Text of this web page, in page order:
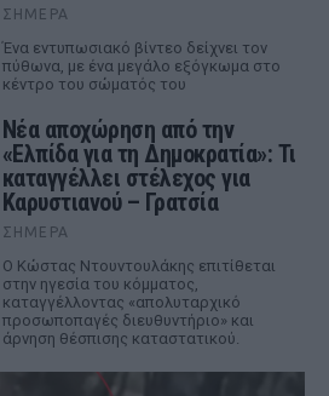
ΣΉΜΕΡΑ
Ένα εντυπωσιακό βίντεο δείχνει τον
πύθωνα, με ένα μεγάλο εξόγκωμα στο
κέντρο του σώματός του
Νέα αποχώρηση από την
«Ελπίδα για τη Δημοκρατία»: Τι
καταγγέλλει στέλεχος για
Καρυστιανού – Γρατσία
ΣΉΜΕΡΑ
Ο Κώστας Ντουντουλάκης επιτίθεται
στην ηγεσία του κόμματος,
καταγγέλλοντας «απολυταρχικό
προσωποπαγές διευθυντήριο» και
άρνηση θέσπισης καταστατικού.